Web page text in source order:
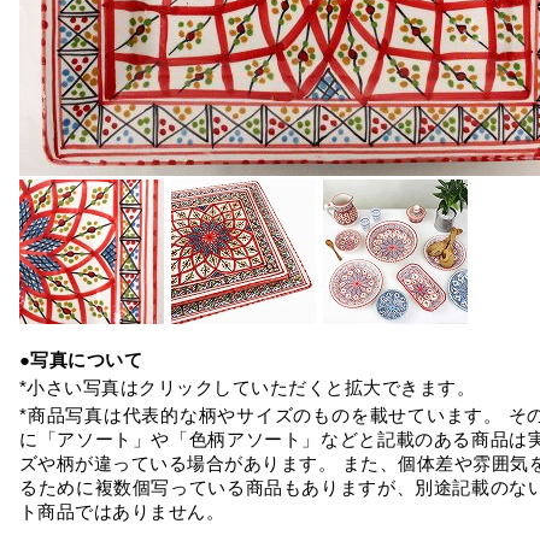
●写真について
*小さい写真はクリックしていただくと拡大できます。
*商品写真は代表的な柄やサイズのものを載せています。 そ
に「アソート」や「色柄アソート」などと記載のある商品は
ズや柄が違っている場合があります。 また、個体差や雰囲気
るために複数個写っている商品もありますが、別途記載のな
ト商品ではありません。